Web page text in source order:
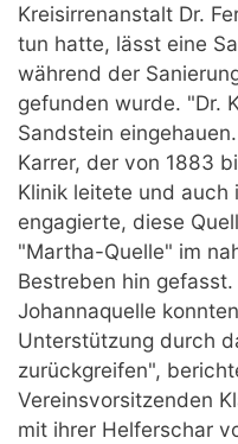
Kreisirrenanstalt Dr.
tun hatte, lässt eine
während der
gefunden wurde. "Dr.
Sandstein
Karrer, der von 1883
Klinik leitete und auch
engagierte, diese
"Martha-Quelle" im
Bestreben hin
Johannaquelle
Unterstützung durch
zurückgreifen",
Vereinsvorsitzenden
mit ihrer Helferschar